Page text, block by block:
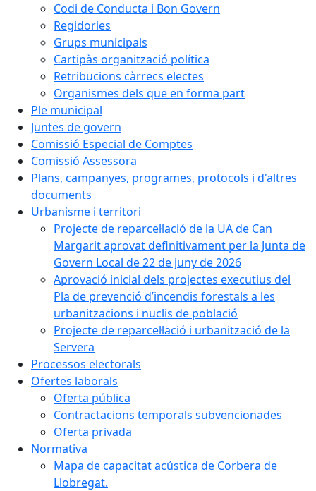
Codi de Conducta i Bon Govern
Regidories
Grups municipals
Cartipàs organització política
Retribucions càrrecs electes
Organismes dels que en forma part
Ple municipal
Juntes de govern
Comissió Especial de Comptes
Comissió Assessora
Plans, campanyes, programes, protocols i d'altres
documents
Urbanisme i territori
Projecte de reparcel·lació de la UA de Can
Margarit aprovat definitivament per la Junta de
Govern Local de 22 de juny de 2026
Aprovació inicial dels projectes executius del
Pla de prevenció d’incendis forestals a les
urbanitzacions i nuclis de població
Projecte de reparcel·lació i urbanització de la
Servera
Processos electorals
Ofertes laborals
Oferta pública
Contractacions temporals subvencionades
Oferta privada
Normativa
Mapa de capacitat acústica de Corbera de
Llobregat.